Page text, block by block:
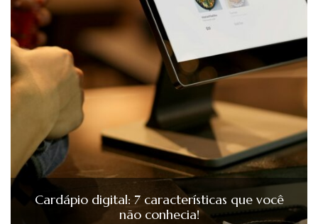
Cardápio digital: 7 características que você
não conhecia!